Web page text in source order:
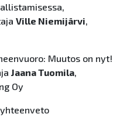
Ville Niemijärvi
Muutos on nyt!
Jaana Tuomila
Oy